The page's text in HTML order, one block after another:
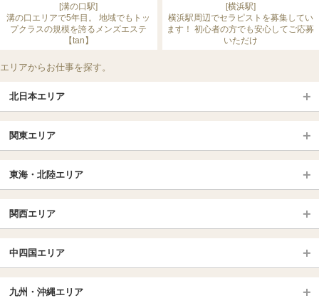
[溝の口駅]
溝の口エリアで5年目。 地域でもトッ
プクラスの規模を誇るメンズエステ
【tan】
[横浜駅]
横浜駅周辺でセラピストを募集してい
ます！ 初心者の方でも安心してご応募
いただけ
エリアからお仕事を探す。
北日本エリア
北海道（札幌・旭川・函館）
青森
岩手 (盛岡・北上)
福島 (いわき・郡山)
山形
長野・松本・上田
群馬（伊勢崎・高崎・前橋）
関東エリア
大宮・浦和・川口
越谷・春日部
千葉TOP
松戸・柏
東海・北陸エリア
愛知（名古屋）
岐阜県
北陸
名古屋TOP
関西エリア
京都駅・伏見区
烏丸御池駅
四条烏丸・河原町・祇園四条
中四国エリア
九州・沖縄エリア